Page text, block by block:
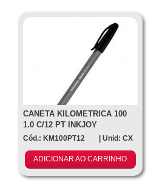
Contato
CANETA KILOMETRICA 100
1.0 C/12 PT INKJOY
Cód.: KM100PT12 | Unid: CX
ADICIONAR AO CARRINHO